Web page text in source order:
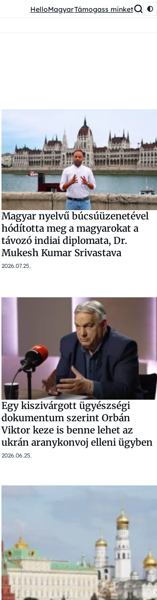
HelloMagyarTámogass minket
Magyar nyelvű búcsúüzenetével
hódította meg a magyarokat a
távozó indiai diplomata, Dr.
Mukesh Kumar Srivastava
2026.07.25.
Egy kiszivárgott ügyészségi
dokumentum szerint Orbán
Viktor keze is benne lehet az
ukrán aranykonvoj elleni ügyben
2026.06.25.